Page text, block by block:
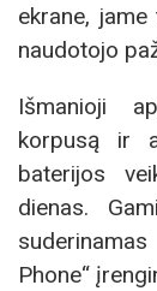
ekrane,
naudotojo
Išmanioji
korpusą ir
baterijos
dienas.
Phone“